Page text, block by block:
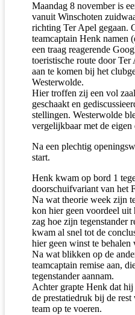
Maandag 8 november is
vanuit Winschoten
richting Ter Apel gegaan.
teamcaptain Henk namen
een traag reagerende
toeristische route door Ter
aan te komen bij het
Westerwolde.
Hier troffen zij een vol
geschaakt en
stellingen. Westerwolde
vergelijkbaar met de eigen
Na een plechtig
start.
Henk kwam op bord 1
doorschuifvariant van het
Na wat theorie week zijn
kon hier geen voordeel uit
zag hoe zijn tegenstander
kwam al snel tot de
hier geen winst te behalen
Na wat blikken op de
teamcaptain remise aan,
tegenstander aannam.
Achter grapte Henk dat
de prestatiedruk bij de rest
team op te voeren.